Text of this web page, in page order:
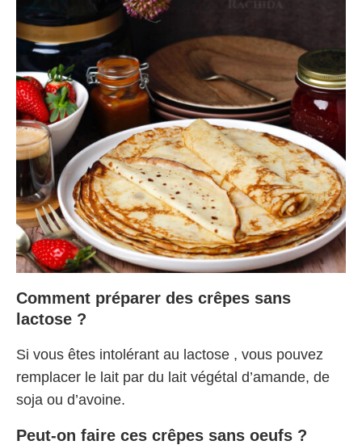
Comment préparer des crêpes sans
lactose ?
Si vous êtes intolérant au lactose , vous pouvez
remplacer le lait par du lait végétal d’amande, de
soja ou d’avoine.
Peut-on faire ces crêpes sans oeufs ?